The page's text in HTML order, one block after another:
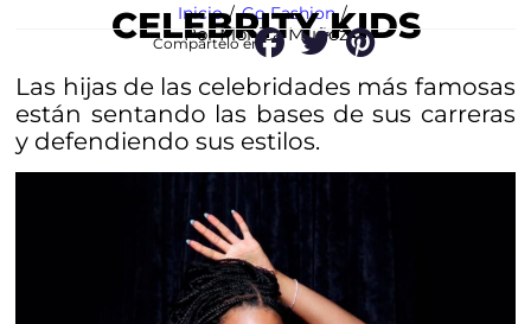
Inicio / Go Fashion /
CELEBRITY KIDS
Por Mónica Muñoz
Compártelo en:
Las hijas de las celebridades más famosas
están sentando las bases de sus carreras
y defendiendo sus estilos.